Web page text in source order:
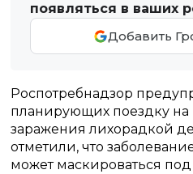
появляться в ваших
Добавить
Роспотребнадзор
планирующих поездку на
заражения лихорадкой
отметили, что
может маскироваться